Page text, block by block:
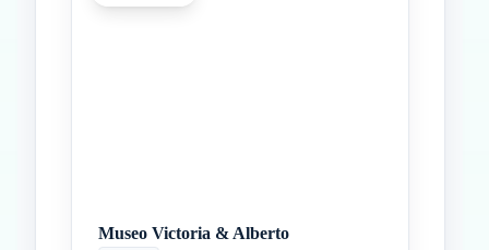
Museo Victoria & Alberto